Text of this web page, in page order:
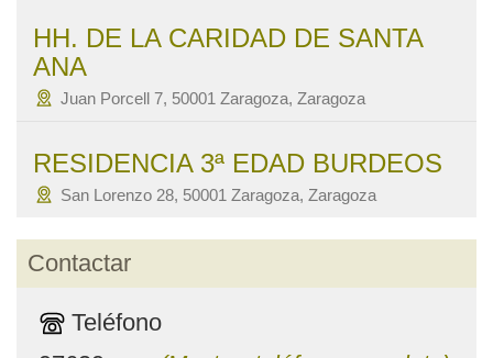
HH. DE LA CARIDAD DE SANTA
ANA
Juan Porcell 7, 50001 Zaragoza, Zaragoza
RESIDENCIA 3ª EDAD BURDEOS
San Lorenzo 28, 50001 Zaragoza, Zaragoza
Contactar
Teléfono